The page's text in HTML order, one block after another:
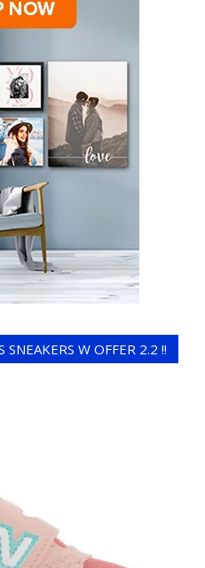
W OFFER 2.2 !!